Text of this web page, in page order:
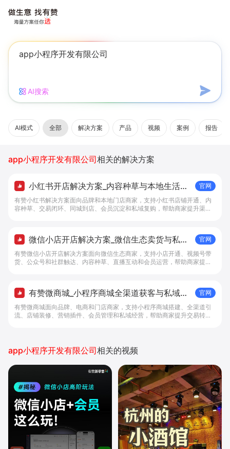
AI搜索
AI模式 全部 解决方案 产品 视频 案例 报告
app小程序开发有限公司相关的解决方案
小红书开店解决方案_内容种草与本地生活转
化工具 - 做生意, 找有赞
官网
有赞小红书解决方案面向品牌和本地门店商家，支持小红书店铺开通、内
容种草、交易闭环、同城到店、会员沉淀和私域复购，帮助商家提升渠道
微信小店开店解决方案_微信生态卖货与私域
经营 - 做生意, 找有赞
官网
有赞微信小店开店解决方案面向微信生态商家，支持小店开通、视频号带
货、公众号和社群触达、内容种草、直播互动和会员运营，帮助商家提升
有赞微商城_小程序商城全渠道获客与私域复
购工具 - 做生意, 找有赞
官网
有赞微商城面向品牌、电商和门店商家，支持小程序商城搭建、全渠道引
流、店铺装修、营销插件、会员管理和私域经营，帮助商家提升交易转化
app小程序开发有限公司相关的视频